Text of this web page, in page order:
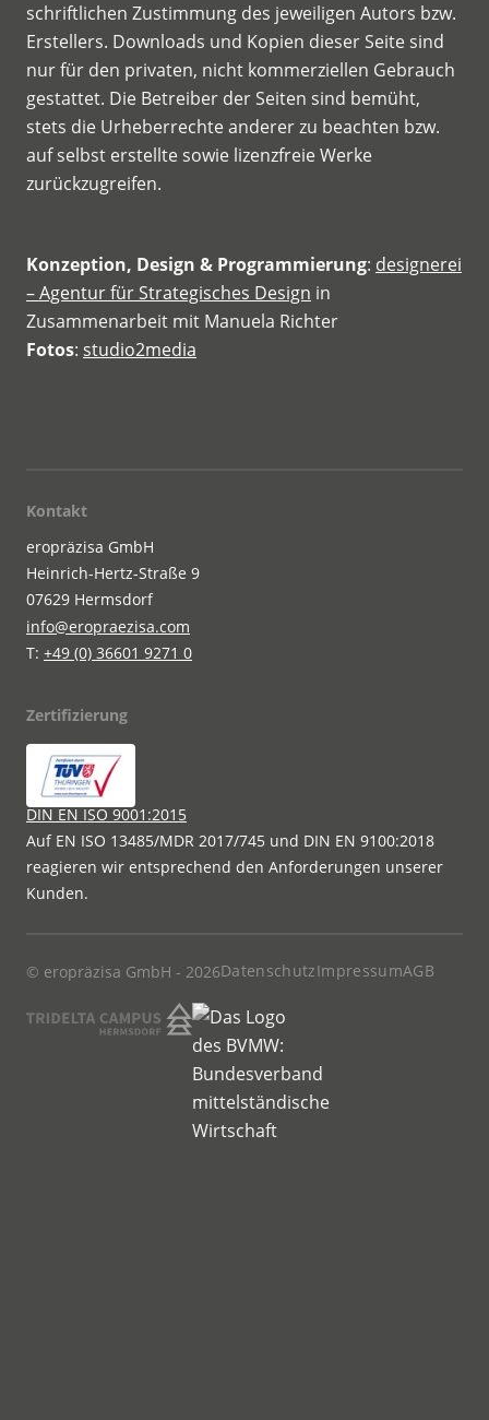
schriftlichen Zustimmung des jeweiligen Autors bzw.
Erstellers. Downloads und Kopien dieser Seite sind
nur für den privaten, nicht kommerziellen Gebrauch
gestattet. Die Betreiber der Seiten sind bemüht,
stets die Urheberrechte anderer zu beachten bzw.
auf selbst erstellte sowie lizenzfreie Werke
zurückzugreifen.
Konzeption, Design & Programmierung: designerei
– Agentur für Strategisches Design in
Zusammenarbeit mit Manuela Richter
Fotos: studio2media
Kontakt
eropräzisa GmbH
Heinrich-Hertz-Straße 9
07629 Hermsdorf
info@eropraezisa.com
T: +49 (0) 36601 9271 0
Zertifizierung
DIN EN ISO 9001:2015
Auf EN ISO 13485/MDR 2017/745 und DIN EN 9100:2018
reagieren wir entsprechend den Anforderungen unserer
Kunden.
© eropräzisa GmbH - 2026DatenschutzImpressumAGB